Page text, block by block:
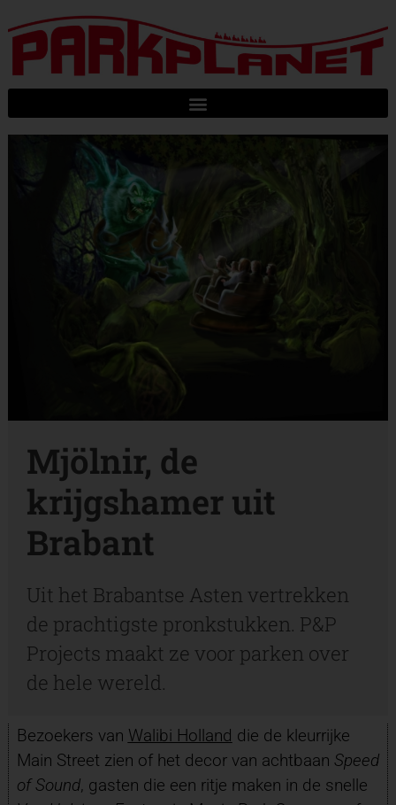
Mjölnir, de
krijgshamer uit
Brabant
Uit het Brabantse Asten vertrekken
de prachtigste pronkstukken. P&P
Projects maakt ze voor parken over
de hele wereld.
Bezoekers van Walibi Holland die de kleurrijke
Main Street zien of het decor van achtbaan Speed
of Sound, gasten die een ritje maken in de snelle